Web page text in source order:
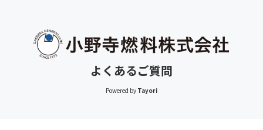
よくあるご質問
Powered by Tayori